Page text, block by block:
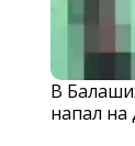
В
напал на